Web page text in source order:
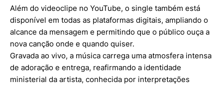
Além do videoclipe no YouTube, o single também está
disponível em todas as plataformas digitais, ampliando o
alcance da mensagem e permitindo que o público ouça a
nova canção onde e quando quiser.
Gravada ao vivo, a música carrega uma atmosfera intensa
de adoração e entrega, reafirmando a identidade
ministerial da artista, conhecida por interpretações